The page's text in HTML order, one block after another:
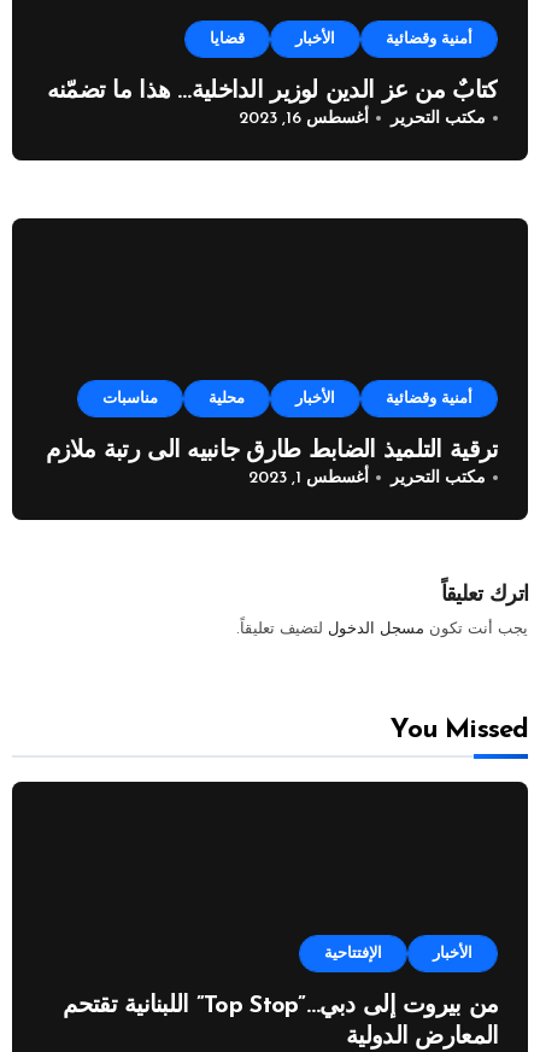
أمنية وقضائية الأخبار قضايا
كتابٌ من عز الدين لوزير الداخلية… هذا ما تضمّنه
مكتب التحرير أغسطس 16, 2023
أمنية وقضائية الأخبار محلية مناسبات
ترقية التلميذ الضابط طارق جانبيه الى رتبة ملازم
مكتب التحرير أغسطس 1, 2023
اترك تعليقاً
يجب أنت تكون مسجل الدخول لتضيف تعليقاً.
You Missed
الأخبار الإفتتاحية
من بيروت إلى دبي…”Top Stop” اللبنانية تقتحم
المعارض الدولية